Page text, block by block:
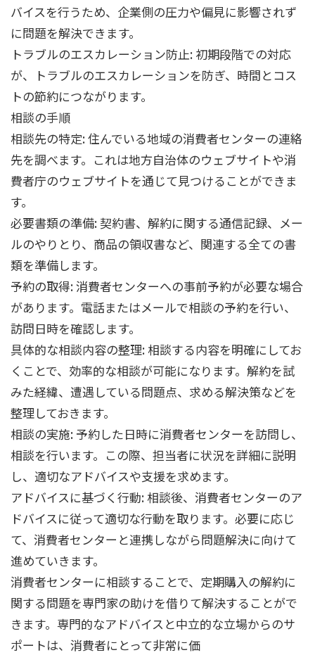
バイスを行うため、企業側の圧力や偏見に影響されず
に問題を解決できます。
トラブルのエスカレーション防止: 初期段階での対応
が、トラブルのエスカレーションを防ぎ、時間とコス
トの節約につながります。
相談の手順
相談先の特定: 住んでいる地域の消費者センターの連絡
先を調べます。これは地方自治体のウェブサイトや消
費者庁のウェブサイトを通じて見つけることができま
す。
必要書類の準備: 契約書、解約に関する通信記録、メー
ルのやりとり、商品の領収書など、関連する全ての書
類を準備します。
予約の取得: 消費者センターへの事前予約が必要な場合
があります。電話またはメールで相談の予約を行い、
訪問日時を確認します。
具体的な相談内容の整理: 相談する内容を明確にしてお
くことで、効率的な相談が可能になります。解約を試
みた経緯、遭遇している問題点、求める解決策などを
整理しておきます。
相談の実施: 予約した日時に消費者センターを訪問し、
相談を行います。この際、担当者に状況を詳細に説明
し、適切なアドバイスや支援を求めます。
アドバイスに基づく行動: 相談後、消費者センターのア
ドバイスに従って適切な行動を取ります。必要に応じ
て、消費者センターと連携しながら問題解決に向けて
進めていきます。
消費者センターに相談することで、定期購入の解約に
関する問題を専門家の助けを借りて解決することがで
きます。専門的なアドバイスと中立的な立場からのサ
ポートは、消費者にとって非常に価